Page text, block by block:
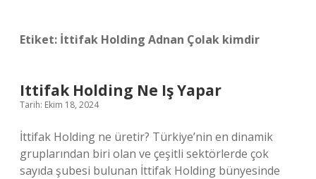
Etiket: İttifak Holding Adnan Çolak kimdir
Ittifak Holding Ne Iş Yapar
Tarih: Ekim 18, 2024
İttifak Holding ne üretir? Türkiye’nin en dinamik
gruplarından biri olan ve çeşitli sektörlerde çok
sayıda şubesi bulunan İttifak Holding bünyesinde